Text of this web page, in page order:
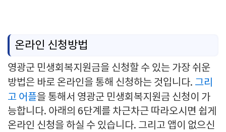
온라인 신청방법
영광군 민생회복지원금을 신청할 수 있는 가장 쉬운
방법은 바로 온라인을 통해 신청하는 것입니다. 그리
고 어플을 통해서 영광군 민생회복지원금 신청이 가
능합니다. 아래의 6단계를 차근차근 따라오시면 쉽게
온라인 신청을 하실 수 있습니다. 그리고 앱이 없으신